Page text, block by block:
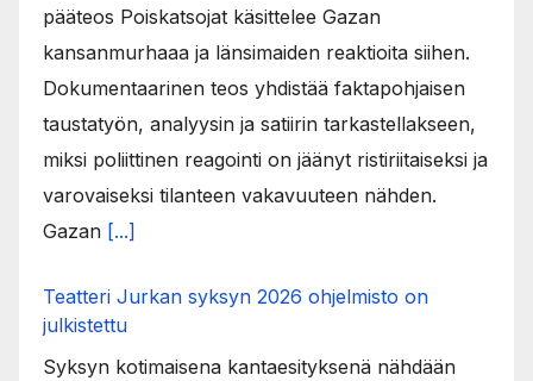
pääteos Poiskatsojat käsittelee Gazan
kansanmurhaaa ja länsimaiden reaktioita siihen.
Dokumentaarinen teos yhdistää faktapohjaisen
taustatyön, analyysin ja satiirin tarkastellakseen,
miksi poliittinen reagointi on jäänyt ristiriitaiseksi ja
varovaiseksi tilanteen vakavuuteen nähden.
Gazan [...]
Teatteri Jurkan syksyn 2026 ohjelmisto on
julkistettu
Syksyn kotimaisena kantaesityksenä nähdään